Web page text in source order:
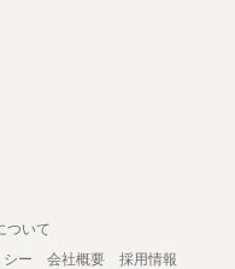
ついて
シー 会社概要
採用情報